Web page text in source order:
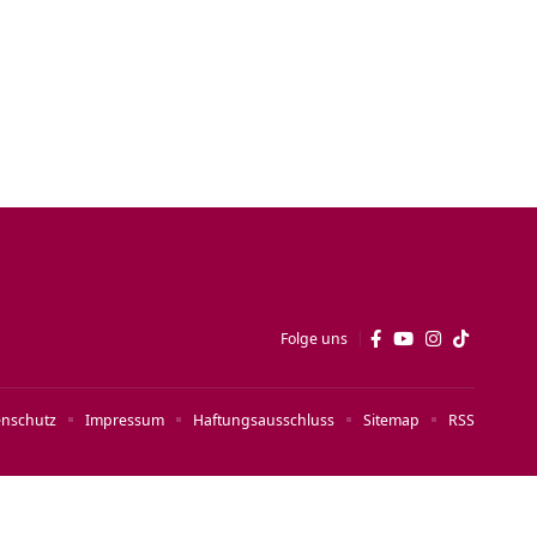
Folge uns
Impressum Haftungsausschluss Sitemap RSS